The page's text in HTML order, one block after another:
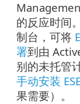
的反应时间
制台，可将
署到由
别的未托管
手动安装
果需要）。